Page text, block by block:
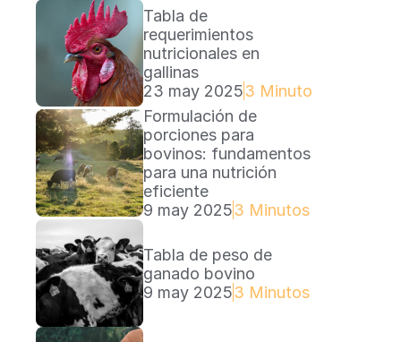
Tabla de
requerimientos
nutricionales en
gallinas
23 may 20253 Minutos Lectura
Formulación de
porciones para
bovinos: fundamentos
para una nutrición
eficiente
9 may 20253 Minutos Lectura
Tabla de peso de
ganado bovino
9 may 20253 Minutos Lectura